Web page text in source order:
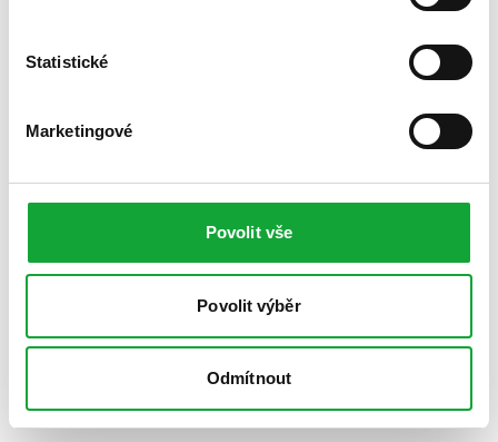
Statistické
Marketingové
Povolit vše
Povolit výběr
Odmítnout